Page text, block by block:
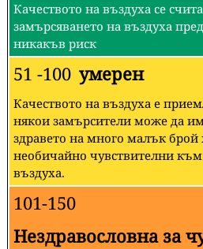
Качеството на въздуха се
замърсяването на въздуха
никакъв риск
51 -100 умерен
Качеството на въздуха е
някои замърсители може да
здравето на много малък брой
необичайно чувствителни
въздуха.
101-150
Нездравословна за